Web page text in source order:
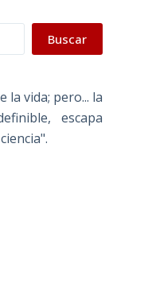
Buscar
la vida; pero... la
escapa